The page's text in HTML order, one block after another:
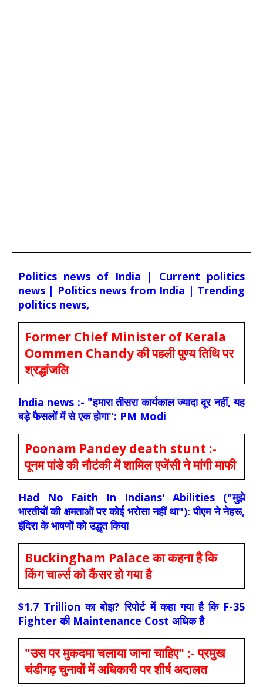
Politics news of India | Current politics
news | Politics news from India | Trending
politics news,
Former Chief Minister of Kerala
Oommen Chandy की पहली पुण्य तिथि पर
श्रद्धांजलि
India news :- "हमारा तीसरा कार्यकाल ज्यादा दूर नहीं, यह
बड़े फैसलों में से एक होगा": PM Modi
Poonam Pandey death stunt :-
पूनम पांडे की नौटंकी में शामिल एजेंसी ने मांगी माफी
Had No Faith In Indians' Abilities ("मुझे
भारतीयों की क्षमताओं पर कोई भरोसा नहीं था"): पीएम ने नेहरू,
इंदिरा के भाषणों को उद्धृत किया
Buckingham Palace का कहना है कि
किंग चार्ल्स को कैंसर हो गया है
$1.7 Trillion का बोझ? रिपोर्ट में कहा गया है कि F-35
Fighter की Maintenance Cost अधिक है
"उस पर मुकदमा चलाया जाना चाहिए" :- प्रमुख
चंडीगढ़ चुनावों में अधिकारी पर शीर्ष अदालत